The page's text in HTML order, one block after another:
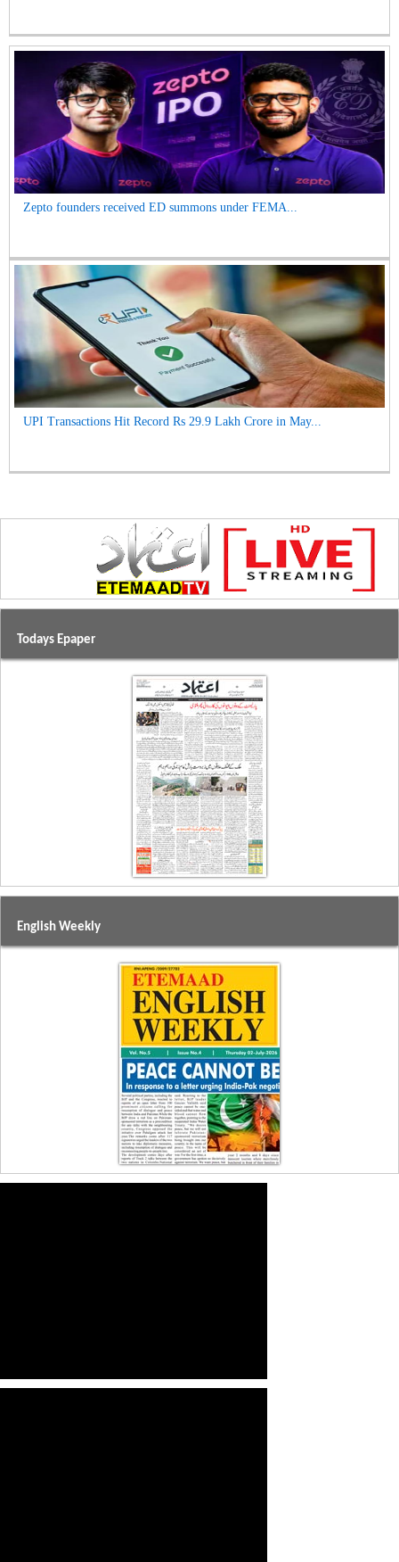
Zepto founders received ED summons under FEMA...
UPI Transactions Hit Record Rs 29.9 Lakh Crore in May...
Todays Epaper
English Weekly